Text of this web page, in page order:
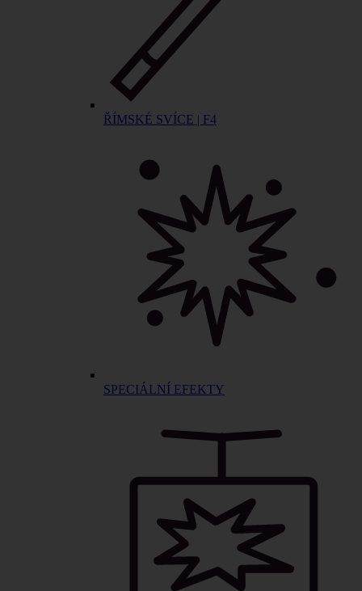
ŘÍMSKÉ SVÍCE | F4
SPECIÁLNÍ EFEKTY